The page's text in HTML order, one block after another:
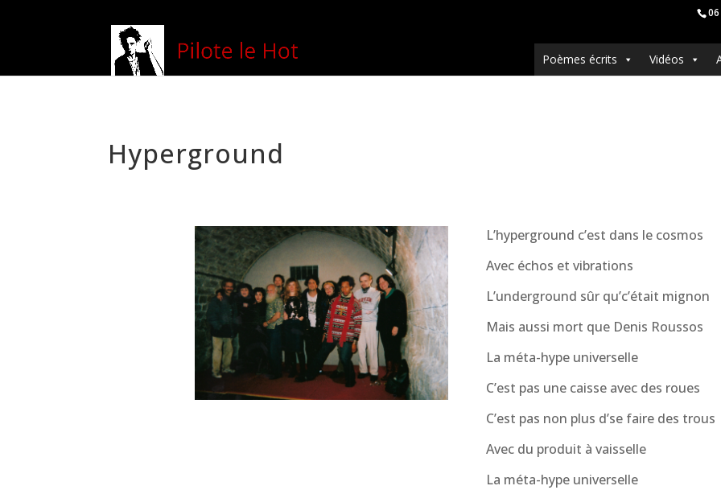
Poèmes écrits Vidéos
Hyperground
L’hyperground c’est dans le cosmos
Avec échos et vibrations
L’underground sûr qu’c’était mignon
Mais aussi mort que Denis Roussos
La méta-hype universelle
C’est pas une caisse avec des roues
C’est pas non plus d’se faire des trous
Avec du produit à vaisselle
La méta-hype universelle